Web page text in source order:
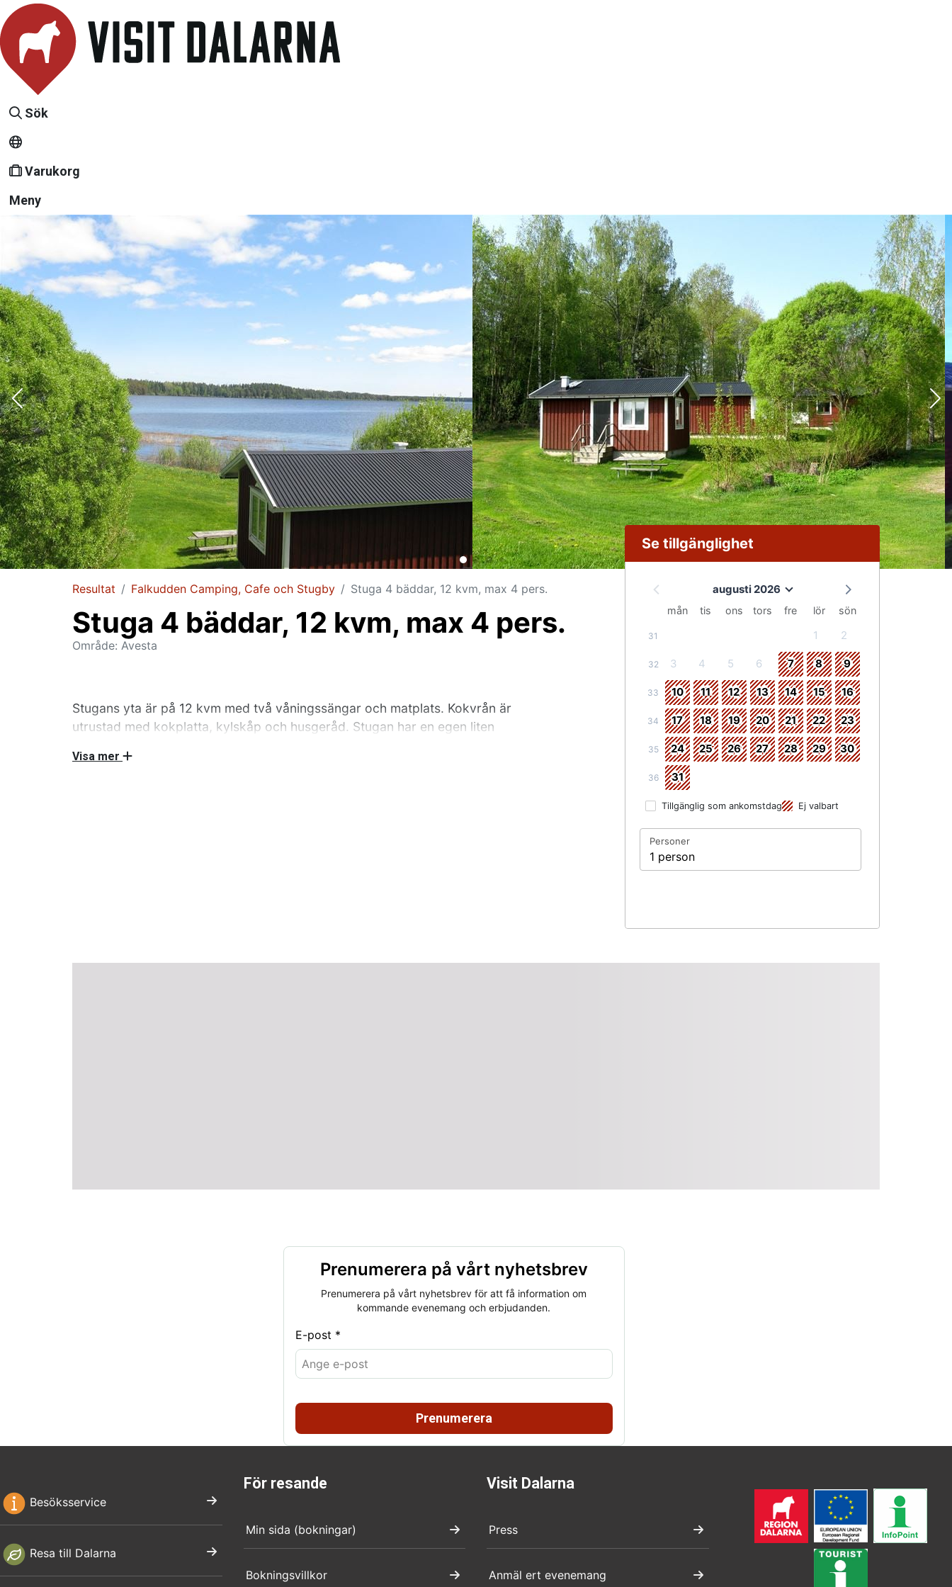
Sök
Varukorg
Meny
Resultat Falkudden Camping, Cafe och Stugby Stuga 4 bäddar, 12 kvm, max 4 pers.
Stuga 4 bäddar, 12 kvm, max 4 pers.
Område: Avesta
Stugans yta är på 12 kvm med två våningssängar och matplats. Kokvrån är
utrustad med kokplatta, kylskåp och husgeråd. Stugan har en egen liten
bokningstillfället.
Visa mer
Se tillgänglighet
augusti 2026
mån tis ons tors fre lör sön
31 1 2
32 3 4 5 6 7 8 9
33 10 11 12 13 14 15 16
34 17 18 19 20 21 22 23
35 24 25 26 27 28 29 30
36 31
Tillgänglig som ankomstdag Ej valbart
Personer
1 person
Prenumerera på vårt nyhetsbrev
Prenumerera på vårt nyhetsbrev för att få information om
kommande evenemang och erbjudanden.
E-post *
Prenumerera
Besöksservice
Resa till Dalarna
För resande
Min sida (bokningar)
Bokningsvillkor
Visit Dalarna
Press
Anmäl ert evenemang